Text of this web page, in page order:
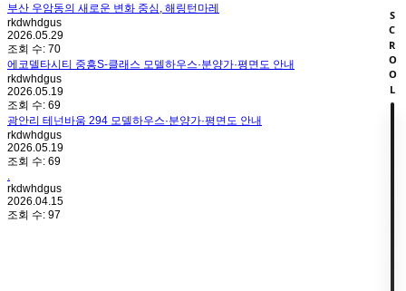
부산 우암동의 새로운 변화 중심, 해링턴마레
rkdwhdgus
2026.05.29
조회 수: 70
에코델타시티 중흥S-클래스 모델하우스·분양가·평면도 안내
rkdwhdgus
2026.05.19
조회 수: 69
광안리 테넌바움 294 모델하우스·분양가·평면도 안내
rkdwhdgus
2026.05.19
조회 수: 69
.
rkdwhdgus
2026.04.15
조회 수: 97
SCROOL